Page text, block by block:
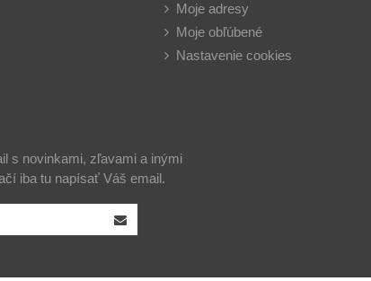
Moje adresy
Moje obľúbené
Nastavenie cookies
s novinkami, zľavami a inými
iba tu napísať Váš email.